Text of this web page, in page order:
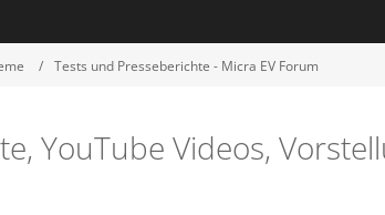
Tests und Presseberichte - Micra EV Forum
YouTube Videos,